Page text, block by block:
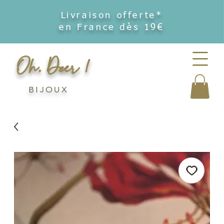
Livraison offerte*
en France dès 19€
Oh, Deer !
BIJOUX